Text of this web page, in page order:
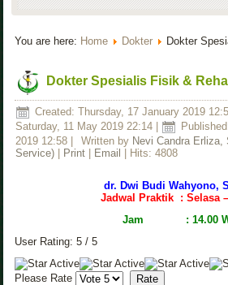
You are here: Home Dokter Dokter
Dokter Spesialis Fisik &
Created: Thursday, 17 January 2019
Saturday, 11 May 2019 22:14
2019 12:58 | Written by Nevi Candra Erliza,
Service) | Print | Email | Hits: 4808
dr. Dwi Budi Wahyono,
Jadwal Praktik : Selasa
Jam : 14.00
User Rating:5 /5
Please Rate